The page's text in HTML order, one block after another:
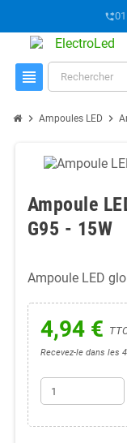
phone_forwarded
view_headline
chevron_right Ampoules LED chevron_right
Ampoule
G95 - 15W
Ampoule LED
4,94 €
Recevez-le dans les